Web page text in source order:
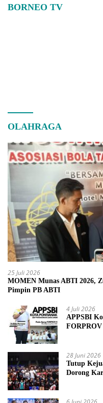
BORNEO TV
OLAHRAGA
25 Juli 2026
MOMEN Munas ABTI 2026,
Pimpin PB ABTI
4 Juli 2026
APPSBI
28 Juni 2026
Tutup
Dorong